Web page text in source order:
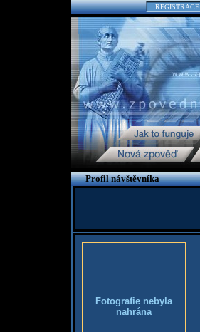
REGISTRACE
Profil návštěvníka
Fotografie nebyla
nahrána